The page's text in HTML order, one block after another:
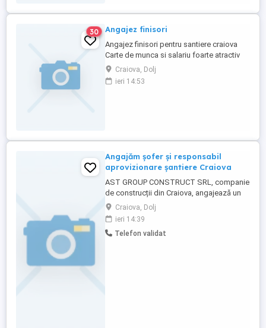
30 Angajez finisori
Angajez finisori pentru santiere craiova
Carte de munca si salariu foarte atractiv
Craiova, Dolj
ieri 14:53
Angajăm șofer și responsabil
aprovizionare șantiere Craiova
AST GROUP CONSTRUCT SRL, companie
de construcții din Craiova, angajează un
coleg serios și organizat pentru activități
de transport, aprovizionare și logistică pe
șantiere. Căutăm, de preferat, un tânăr
care nu își dorește să rămână doar șofer,
Craiova, Dolj
ieri 14:39
Telefon validat